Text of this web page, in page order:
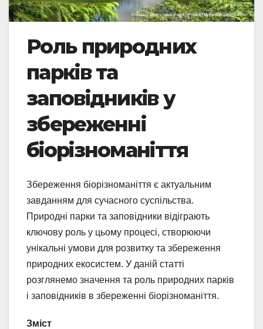
Роль природних
парків та
заповідників у
збереженні
біорізноманіття
Збереження біорізноманіття є актуальним
завданням для сучасного суспільства.
Природні парки та заповідники відіграють
ключову роль у цьому процесі, створюючи
унікальні умови для розвитку та збереження
природних екосистем. У даній статті
розглянемо значення та роль природних парків
і заповідників в збереженні біорізноманіття.
Зміст